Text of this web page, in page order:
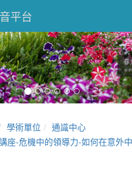
平台
學術單位
通識中心
座-危機中的領導力-如何在意外